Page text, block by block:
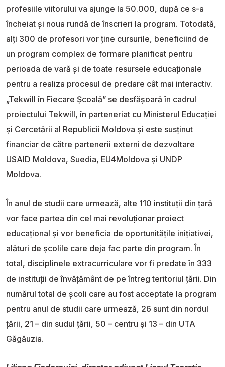
profesiile viitorului va ajunge la 50.000, după ce s-a
încheiat și noua rundă de înscrieri la program. Totodată,
alți 300 de profesori vor ține cursurile, beneficiind de
un program complex de formare planificat pentru
perioada de vară și de toate resursele educaționale
pentru a realiza procesul de predare cât mai interactiv.
„Tekwill în Fiecare Școală” se desfășoară în cadrul
proiectului Tekwill, în parteneriat cu Ministerul Educației
și Cercetării al Republicii Moldova și este susținut
financiar de către partenerii externi de dezvoltare
USAID Moldova, Suedia, EU4Moldova și UNDP
Moldova.
În anul de studii care urmează, alte 110 instituții din țară
vor face partea din cel mai revoluționar proiect
educațional și vor beneficia de oportunitățile inițiativei,
alături de școlile care deja fac parte din program. În
total, disciplinele extracurriculare vor fi predate în 333
de instituții de învățământ de pe întreg teritoriul țării. Din
numărul total de școli care au fost acceptate la program
pentru anul de studii care urmează, 26 sunt din nordul
țării, 21 – din sudul țării, 50 – centru și 13 – din UTA
Găgăuzia.